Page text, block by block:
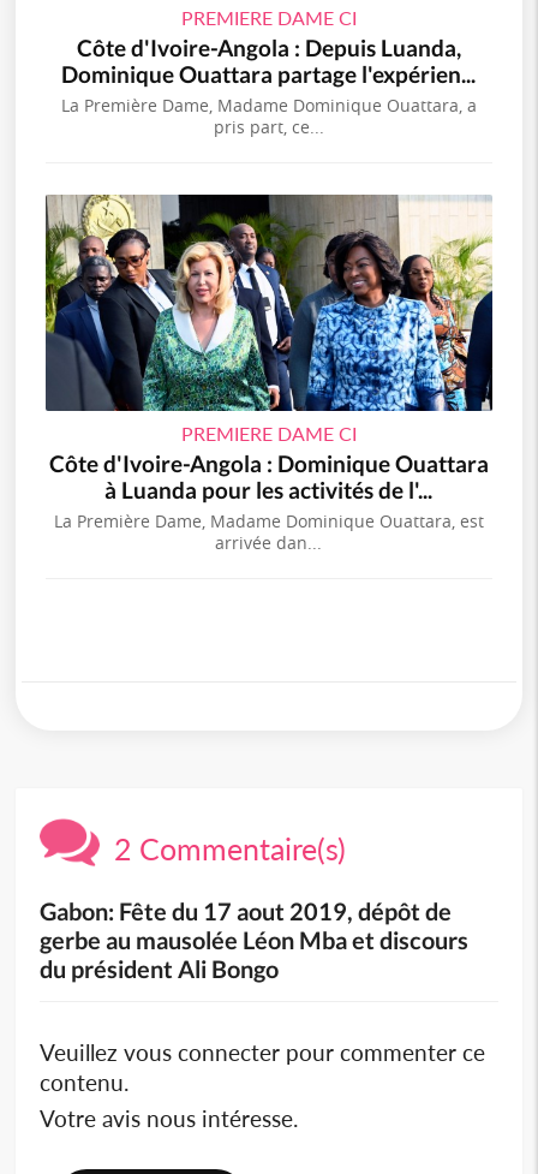
PREMIERE DAME CI
Côte d'Ivoire-Angola : Depuis Luanda,
Dominique Ouattara partage l'expérien...
La Première Dame, Madame Dominique Ouattara, a
pris part, ce...
PREMIERE DAME CI
Côte d'Ivoire-Angola : Dominique Ouattara
à Luanda pour les activités de l'...
La Première Dame, Madame Dominique Ouattara, est
arrivée dan...
2 Commentaire(s)
Gabon: Fête du 17 aout 2019, dépôt de
gerbe au mausolée Léon Mba et discours
du président Ali Bongo
Veuillez vous connecter pour commenter ce
contenu.
Votre avis nous intéresse.